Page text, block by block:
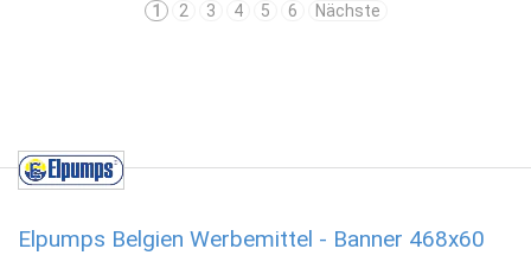
1 2 3 4 5 6 Nächste
Elpumps Belgien Werbemittel - Banner 468x60